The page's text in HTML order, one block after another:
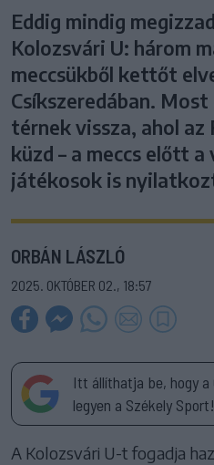
Eddig mindig
Kolozsvári U: három
meccsükből kettőt
Csíkszeredában. Most
térnek vissza, ahol az
küzd – a meccs előtt
játékosok is
ORBÁN LÁSZLÓ
2025. OKTÓBER 02., 18:57
Itt állíthatja be, hogy a
legyen a Székely Sport!
A Kolozsvári U-t fogadja